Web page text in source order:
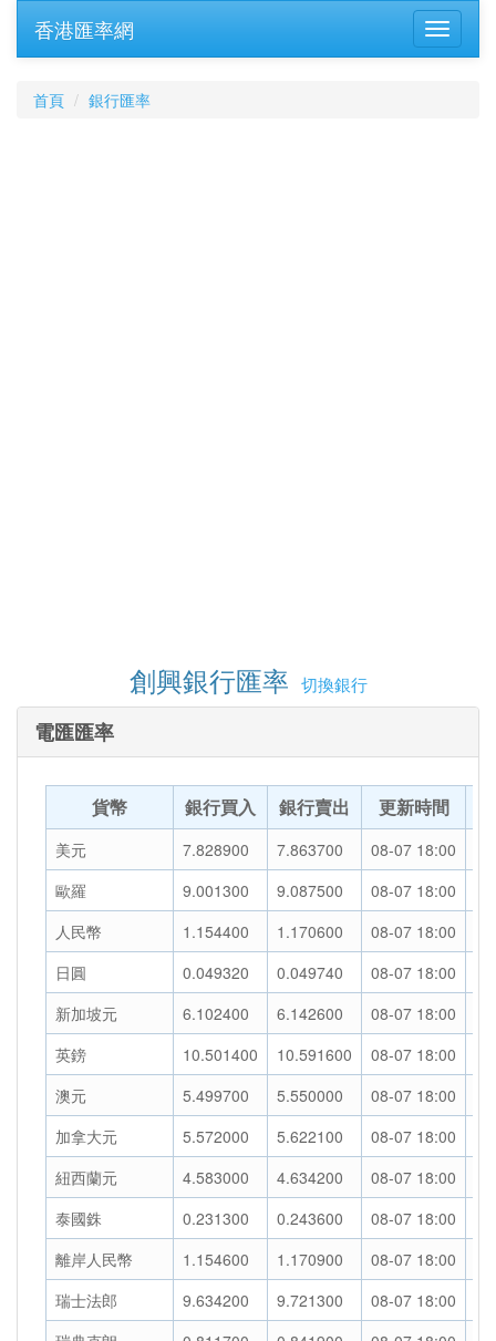
香港匯率網
首頁 銀行匯率
創興銀行匯率 切換銀行
電匯匯率
貨幣 銀行買入 銀行賣出 更新時間
美元 7.828900 7.863700 08-07 18:00
歐羅
9.001300 9.087500 08-07 18:00
人民幣
1.154400 1.170600 08-07 18:00
日圓
0.049320 0.049740 08-07 18:00
新加坡元
6.102400 6.142600 08-07 18:00
英鎊
10.501400 10.591600 08-07 18:00
澳元
5.499700 5.550000 08-07 18:00
加拿大元
5.572000 5.622100 08-07 18:00
紐西蘭元
4.583000 4.634200 08-07 18:00
泰國銖
0.231300 0.243600 08-07 18:00
離岸人民幣
1.154600 1.170900 08-07 18:00
瑞士法郎
9.634200 9.721300 08-07 18:00